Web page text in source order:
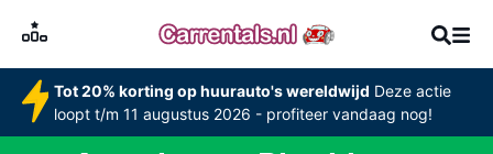
Tot 20% korting op huurauto's wereldwijd Deze actie
loopt t/m 11 augustus 2026 - profiteer vandaag nog!